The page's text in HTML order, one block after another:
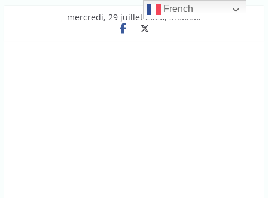
mercredi, 29 juillet 2026, 5h50:30
French